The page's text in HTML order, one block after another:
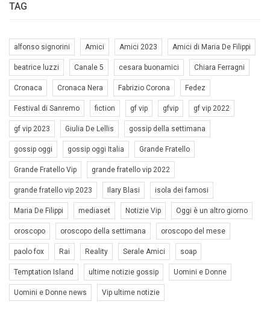
TAG
alfonso signorini Amici Amici 2023 Amici di Maria De Filippi
beatrice luzzi Canale 5 cesara buonamici Chiara Ferragni
Cronaca Cronaca Nera Fabrizio Corona Fedez
Festival di Sanremo fiction gf vip gfvip gf vip 2022
gf vip 2023 Giulia De Lellis gossip della settimana
gossip oggi gossip oggi Italia Grande Fratello
Grande Fratello Vip grande fratello vip 2022
grande fratello vip 2023 Ilary Blasi isola dei famosi
Maria De Filippi mediaset Notizie Vip Oggi è un altro giorno
oroscopo oroscopo della settimana oroscopo del mese
paolo fox Rai Reality Serale Amici soap
Temptation Island ultime notizie gossip Uomini e Donne
Uomini e Donne news Vip ultime notizie